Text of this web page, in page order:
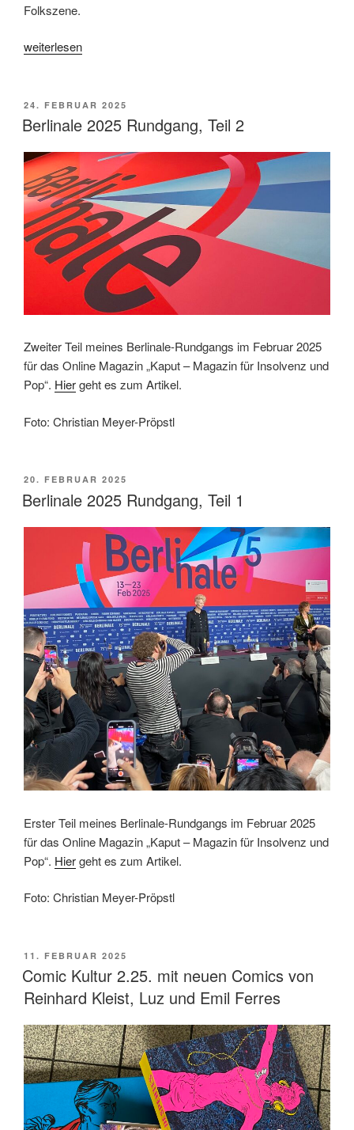
Folkszene.
„„Like
Unknown“
von
Mangold“
weiterlesen
VERÖFFENTLICHT
AM
24. FEBRUAR 2025
Berlinale 2025 Rundgang, Teil 2
Zweiter Teil meines Berlinale-Rundgangs im Februar 2025
für das Online Magazin „Kaput – Magazin für Insolvenz und
Pop“. Hiergeht es zum Artikel.
Foto: Christian Meyer-Pröpstl
VERÖFFENTLICHT
AM
20. FEBRUAR 2025
Berlinale 2025 Rundgang, Teil 1
Erster Teil meines Berlinale-Rundgangs im Februar 2025
für das Online Magazin „Kaput – Magazin für Insolvenz und
Pop“. Hiergeht es zum Artikel.
Foto: Christian Meyer-Pröpstl
VERÖFFENTLICHT
AM
11. FEBRUAR 2025
Comic Kultur 2.25. mit neuen Comics von
Reinhard Kleist, Luz und Emil Ferres